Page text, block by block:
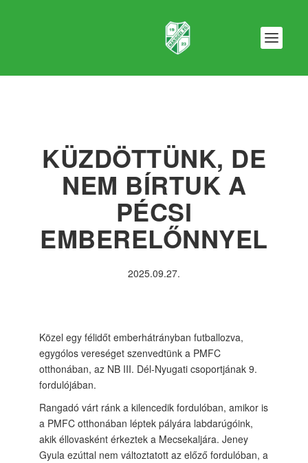
KÜZDÖTTÜNK, DE
NEM BÍRTUK A
PÉCSI
EMBERELŐNNYEL
2025.09.27.
Közel egy félidőt emberhátrányban futballozva,
egygólos vereséget szenvedtünk a PMFC
otthonában, az NB III. Dél-Nyugati csoportjának 9.
fordulójában.
Rangadó várt ránk a kilencedik fordulóban, amikor is
a PMFC otthonában léptek pályára labdarúgóink,
akik éllovasként érkeztek a Mecsekaljára. Jeney
Gyula ezúttal nem változtatott az előző fordulóban, a